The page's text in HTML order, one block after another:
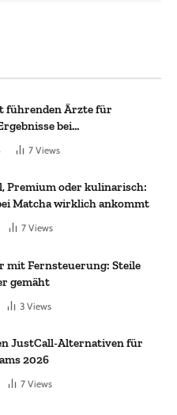
führenden Ärzte für
bei
7 Views
Premium oder kulinarisch:
Matcha wirklich ankommt
7 Views
mit Fernsteuerung: Steile
gemäht
3 Views
JustCall-Alternativen für
2026
7 Views